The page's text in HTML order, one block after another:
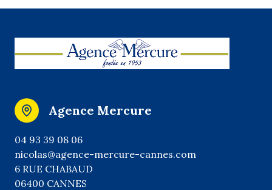
Agence Mercure
04 93 39 08 06
nicolas@agence-mercure-cannes.com
6 RUE CHABAUD
06400 CANNES